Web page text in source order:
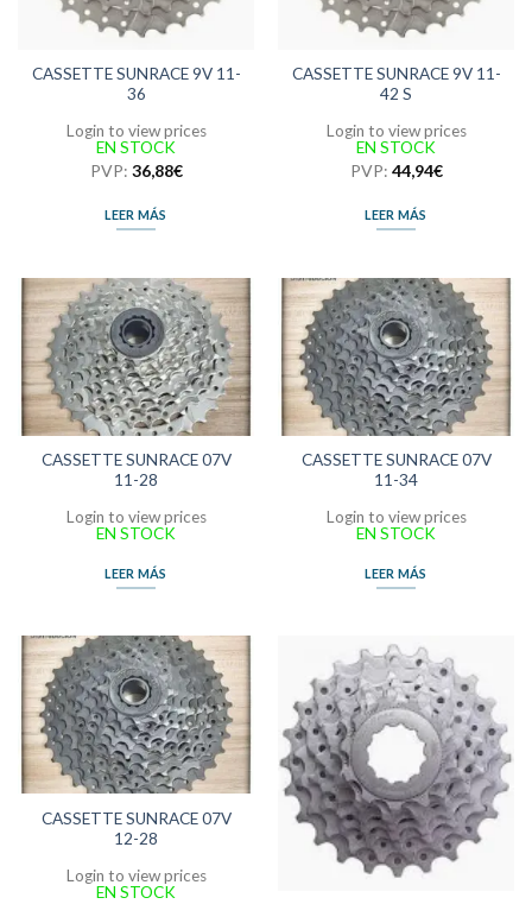
CASSETTE SUNRACE 9V 11-
36
Login to view prices
EN STOCK
PVP: 36,88€
LEER MÁS
CASSETTE SUNRACE 9V 11-
42 S
Login to view prices
EN STOCK
PVP: 44,94€
LEER MÁS
CASSETTE SUNRACE 07V
11-28
Login to view prices
EN STOCK
LEER MÁS
CASSETTE SUNRACE 07V
11-34
Login to view prices
EN STOCK
LEER MÁS
CASSETTE SUNRACE 07V
12-28
Login to view prices
EN STOCK